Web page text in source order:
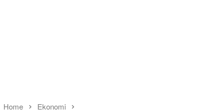
Home Ekonomi